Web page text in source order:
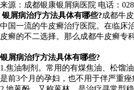
来源：成都银康银屑病医院 电话：
银屑病治疗方法具体有哪些?成都牛
中国一流的牛皮癣治疗医院。在临床
皮癣的不二选择。那么成都牛皮癣专
银屑病治疗方法具体有哪些?
1.焦油制剂。常用的有煤焦油、松馏
是前3个月的孕妇，也不用于伴严重